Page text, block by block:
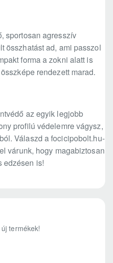
sportosan agresszív
összhatást ad, ami passzol
forma a zokni alatt is
rendezett marad.
az egyik legjobb
profilú védelemre vágysz,
Válaszd a focicipobolt.hu-
várunk, hogy magabiztosan
edzésen is!
termékek!